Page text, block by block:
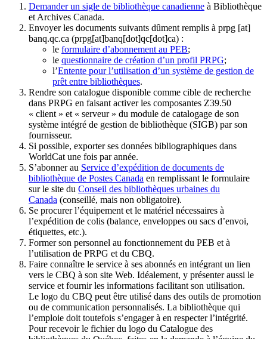
Demander un sigle de bibliothèque canadienne à Bibliothèque
et Archives Canada.
Envoyer les documents suivants dûment remplis à prpg [at]
banq.qc.ca (prpg[at]banq[dot]qc[dot]ca) :
le formulaire d’abonnement au PEB;
le questionnaire de création d’un profil PRPG;
l’Entente pour l’utilisation d’un système de gestion de
prêt entre bibliothèques.
Rendre son catalogue disponible comme cible de recherche
dans PRPG en faisant activer les composantes Z39.50
« client » et « serveur » du module de catalogage de son
système intégré de gestion de bibliothèque (SIGB) par son
fournisseur.
Si possible, exporter ses données bibliographiques dans
WorldCat une fois par année.
S’abonner au Service d’expédition de documents de
bibliothèque de Postes Canada en remplissant le formulaire
sur le site du Conseil des bibliothèques urbaines du
Canada (conseillé, mais non obligatoire).
Se procurer l’équipement et le matériel nécessaires à
l’expédition de colis (balance, enveloppes ou sacs d’envoi,
étiquettes, etc.).
Former son personnel au fonctionnement du PEB et à
l’utilisation de PRPG et du CBQ.
Faire connaître le service à ses abonnés en intégrant un lien
vers le CBQ à son site Web. Idéalement, y présenter aussi le
service et fournir les informations facilitant son utilisation.
Le logo du CBQ peut être utilisé dans des outils de promotion
ou de communication personnalisés. La bibliothèque qui
l’emploie doit toutefois s’engager à en respecter l’intégrité.
Pour recevoir le fichier du logo du Catalogue des